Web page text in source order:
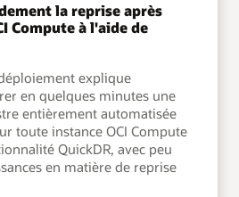
la reprise après
Compute à l'aide de
explique
en quelques minutes une
entièrement automatisée
toute instance OCI Compute
QuickDR, avec peu
en matière de reprise